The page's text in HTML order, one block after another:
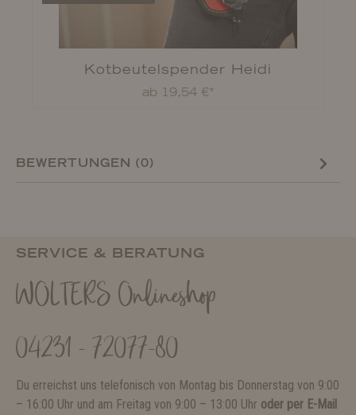
Kotbeutelspender Heidi
ab 19,54 €*
BEWERTUNGEN (0)
SERVICE & BERATUNG
WOLTERS Onlineshop
04231 - 72077-80
Du erreichst uns telefonisch von Montag bis Donnerstag von 9:00
– 16:00 Uhr und am Freitag von 9:00 – 13:00 Uhr oder per E-Mail